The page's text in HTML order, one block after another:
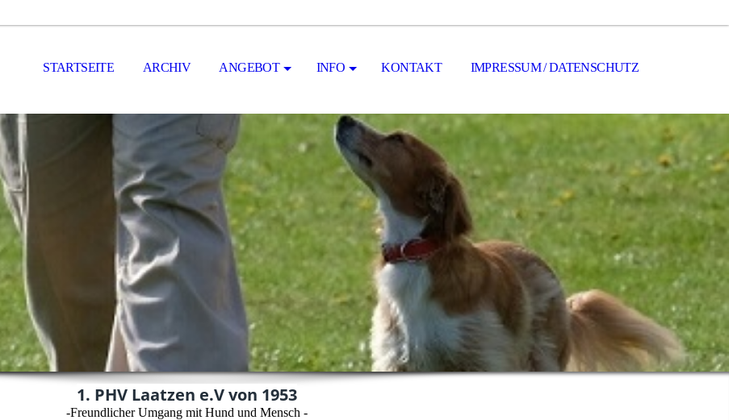
STARTSEITE ARCHIV ANGEBOT INFO KONTAKT IMPRESSUM / DATENSCHUTZ
1. PHV Laatzen e.V von 1953
-Freundlicher Umgang mit Hund und Mensch -